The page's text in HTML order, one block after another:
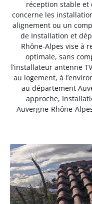
réception stable
concerne les
alignement ou un
de Installation et
Rhône-Alpes vise à
optimale, sans
l’installateur antenne
au logement, à
au département
approche,
Auvergne-Rhône-